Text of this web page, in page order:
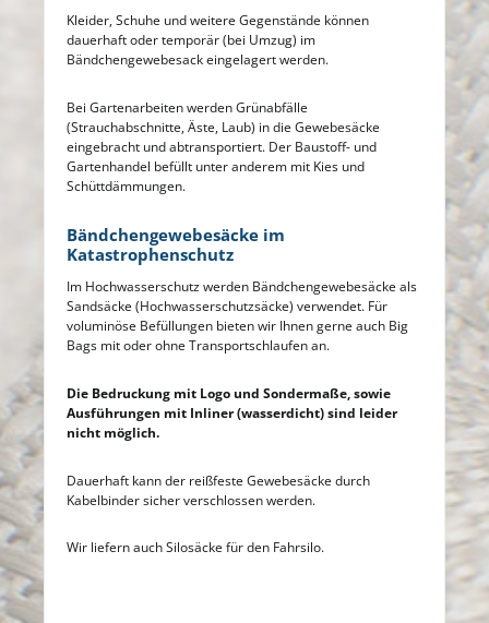
Kleider, Schuhe und weitere Gegenstände können
dauerhaft oder temporär (bei Umzug) im
Bändchengewebesack eingelagert werden.
Bei Gartenarbeiten werden Grünabfälle
(Strauchabschnitte, Äste, Laub) in die Gewebesäcke
eingebracht und abtransportiert. Der Baustoff- und
Gartenhandel befüllt unter anderem mit Kies und
Schüttdämmungen.
Bändchengewebesäcke im
Katastrophenschutz
Im Hochwasserschutz werden Bändchengewebesäcke als
Sandsäcke (Hochwasserschutzsäcke) verwendet. Für
voluminöse Befüllungen bieten wir Ihnen gerne auch Big
Bags mit oder ohne Transportschlaufen an.
Die Bedruckung mit Logo und Sondermaße, sowie
Ausführungen mit Inliner (wasserdicht) sind leider
nicht möglich.
Dauerhaft kann der reißfeste Gewebesäcke durch
Kabelbinder sicher verschlossen werden.
Wir liefern auch Silosäcke für den Fahrsilo.